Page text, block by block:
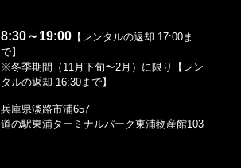
8:30～19:00【レンタルの返却 17:00ま
で】
※冬季期間（11月下旬〜2月）に限り【レン
タルの返却 16:30まで】
兵庫県淡路市浦657
道の駅東浦ターミナルパーク東浦物産館103